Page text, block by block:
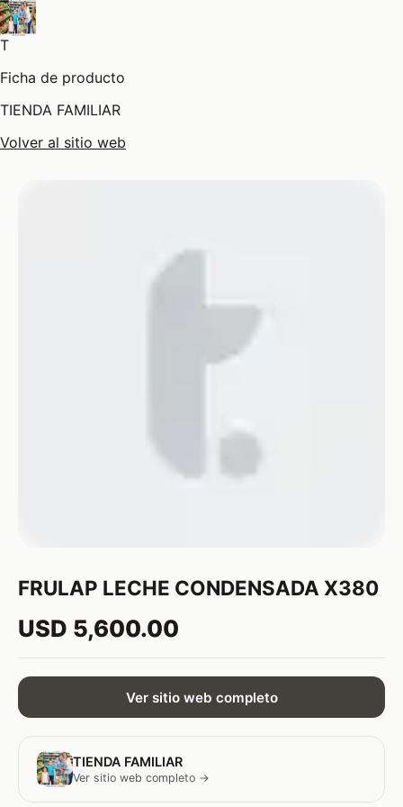
T
Ficha de producto
TIENDA FAMILIAR
Volver al sitio web
FRULAP LECHE CONDENSADA X380
USD 5,600.00
Ver sitio web completo
TIENDA FAMILIAR
Ver sitio web completo →